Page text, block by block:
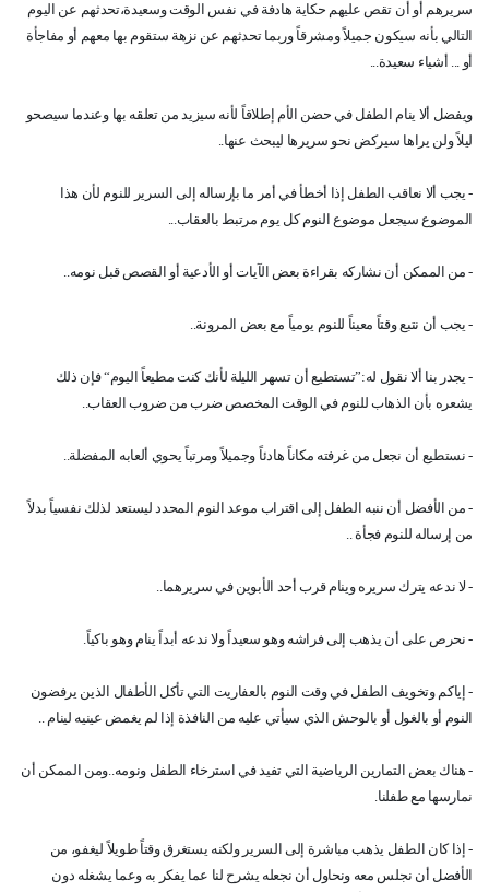
سريرهم أو أن تقص عليهم حكاية هادفة في نفس الوقت وسعيدة،تحدثهم عن اليوم
التالي بأنه سيكون جميلاً ومشرقاً وربما تحدثهم عن نزهة ستقوم بها معهم أو مفاجأة
أو ... أشياء سعيدة...
ويفضل ألا ينام الطفل في حضن الأم إطلاقاً لأنه سيزيد من تعلقه بها وعندما سيصحو
ليلاً ولن يراها سيركض نحو سريرها ليبحث عنها..
- يجب ألا نعاقب الطفل إذا أخطأ في أمر ما بإرساله إلى السرير للنوم لأن هذا
الموضوع سيجعل موضوع النوم كل يوم مرتبط بالعقاب...
- من الممكن أن نشاركه بقراءة بعض الآيات أو الأدعية أو القصص قبل نومه..
- يجب أن نتبع وقتاً معيناً للنوم يومياً مع بعض المرونة..
- يجدر بنا ألا نقول له:”تستطيع أن تسهر الليلة لأنك كنت مطيعاً اليوم“ فإن ذلك
يشعره بأن الذهاب للنوم في الوقت المخصص ضرب من ضروب العقاب..
- نستطيع أن نجعل من غرفته مكاناً هادئاً وجميلاً ومرتباً يحوي ألعابه المفضلة..
- من الأفضل أن ننبه الطفل إلى اقتراب موعد النوم المحدد ليستعد لذلك نفسياً بدلاً
من إرساله للنوم فجأة ..
- لا ندعه يترك سريره وينام قرب أحد الأبوين في سريرهما..
- نحرص على أن يذهب إلى فراشه وهو سعيداً ولا ندعه أبداً ينام وهو باكياً.
- إياكم وتخويف الطفل في وقت النوم بالعفاريت التي تأكل الأطفال الذين يرفضون
النوم أو بالغول أو بالوحش الذي سيأتي عليه من النافذة إذا لم يغمض عينيه لينام ..
- هناك بعض التمارين الرياضية التي تفيد في استرخاء الطفل ونومه..ومن الممكن أن
نمارسها مع طفلنا.
- إذا كان الطفل يذهب مباشرة إلى السرير ولكنه يستغرق وقتاً طويلاً ليغفو، من
الأفضل أن نجلس معه ونحاول أن نجعله يشرح لنا عما يفكر به وعما يشغله دون